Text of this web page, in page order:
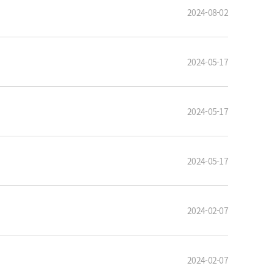
2024-08-02
2024-05-17
2024-05-17
2024-05-17
2024-02-07
2024-02-07